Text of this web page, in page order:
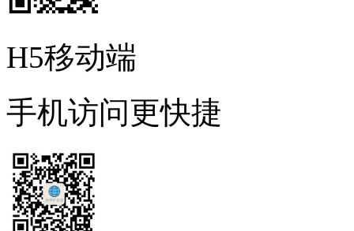
H5移动端
手机访问更快捷